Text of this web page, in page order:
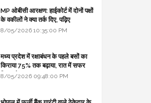
MP ओबीसी आरक्षण: हाईकोर्ट में दोनों पक्षों
के वकीलों ने क्या तर्क दिए, पढ़िए
8/05/2026 10:35:00 PM
मध्य प्रदेश में रक्षाबंधन के पहले बसों का
किराया 75% तक बढ़ाया, रात में सफर
किया तो 10% एक्स्ट्रा
8/05/2026 09:48:00 PM